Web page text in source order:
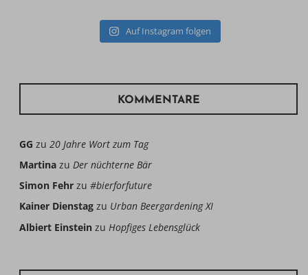
Auf Instagram folgen
KOMMENTARE
GG zu 20 Jahre Wort zum Tag
Martina zu Der nüchterne Bär
Simon Fehr zu #bierforfuture
Kainer Dienstag zu Urban Beergardening XI
Albiert Einstein zu Hopfiges Lebensglück